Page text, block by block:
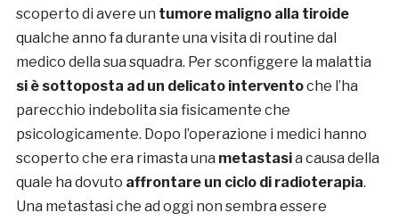
scoperto di avere un tumore maligno alla tiroide
qualche anno fa durante una visita di routine dal
medico della sua squadra. Per sconfiggere la malattia
si è sottoposta ad un delicato interventoche l’ha
parecchio indebolita sia fisicamente che
psicologicamente. Dopo l’operazione i medici hanno
scoperto che era rimasta una metastasia causa della
quale ha dovuto affrontare un ciclo di radioterapia.
Una metastasi che ad oggi non sembra essere